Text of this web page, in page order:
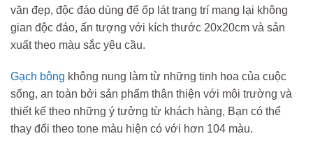
văn đẹp, độc đáo dùng để ốp lát trang trí mang lại không
gian độc đáo, ấn tượng với kích thước 20x20cm và sản
xuất theo màu sắc yêu cầu.
Gạch bông không nung làm từ những tinh hoa của cuộc
sống, an toàn bởi sản phẩm thân thiện với môi trường và
thiết kế theo những ý tưởng từ khách hàng, Bạn có thể
thay đổi theo tone màu hiện có với hơn 104 màu.